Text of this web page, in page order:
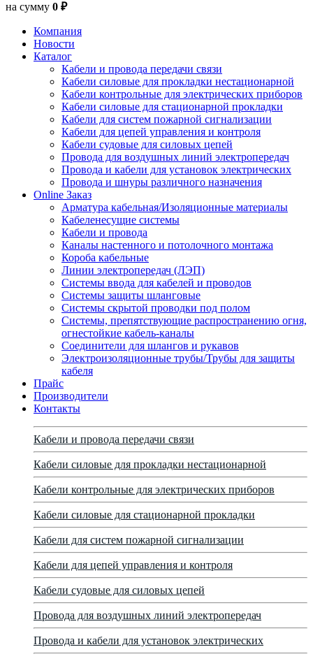
на сумму 0 ₽
Компания
Новости
Каталог
Кабели и провода передачи связи
Кабели силовые для прокладки нестационарной
Кабели контрольные для электрических приборов
Кабели силовые для стационарной прокладки
Кабели для систем пожарной сигнализации
Кабели для цепей управления и контроля
Кабели судовые для силовых цепей
Провода для воздушных линий электропередач
Провода и кабели для установок электрических
Провода и шнуры различного назначения
Online Заказ
Арматура кабельная/Изоляционные материалы
Кабеленесущие системы
Кабели и провода
Каналы настенного и потолочного монтажа
Короба кабельные
Линии электропередач (ЛЭП)
Системы ввода для кабелей и проводов
Системы защиты шланговые
Системы скрытой проводки под полом
Системы, препятствующие распространению огня,
огнестойкие кабель-каналы
Соединители для шлангов и рукавов
Электроизоляционные трубы/Трубы для защиты
кабеля
Прайс
Производители
Контакты
Кабели и провода передачи связи
Кабели силовые для прокладки нестационарной
Кабели контрольные для электрических приборов
Кабели силовые для стационарной прокладки
Кабели для систем пожарной сигнализации
Кабели для цепей управления и контроля
Кабели судовые для силовых цепей
Провода для воздушных линий электропередач
Провода и кабели для установок электрических